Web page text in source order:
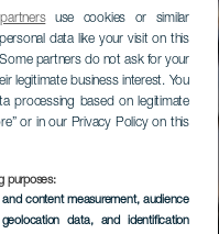
use cookies or similar
data like your visit on this
partners do not ask for your
legitimate business interest. You
processing based on legitimate
or in our Privacy Policy on this
purposes:
and content measurement, audience
data, and identification